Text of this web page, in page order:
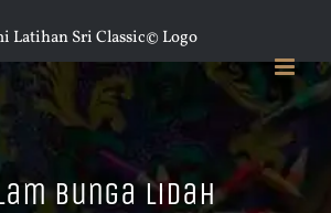
Bunga Lidah